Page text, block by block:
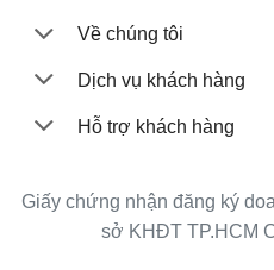
Về chúng tôi
Dịch vụ khách hàng
Hỗ trợ khách hàng
Giấy chứng nhận đăng ký
sở KHĐT TP.HCM